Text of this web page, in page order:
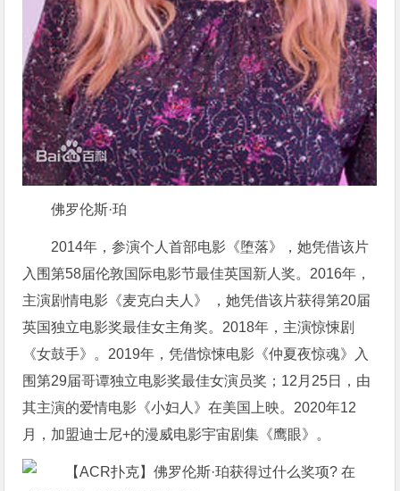
佛罗伦斯·珀
2014年，参演个人首部电影《堕落》，她凭借该片
入围第58届伦敦国际电影节最佳英国新人奖。2016年，
主演剧情电影《麦克白夫人》 ，她凭借该片获得第20届
英国独立电影奖最佳女主角奖。2018年，主演惊悚剧
《女鼓手》。2019年，凭借惊悚电影《仲夏夜惊魂》入
围第29届哥谭独立电影奖最佳女演员奖；12月25日，由
其主演的爱情电影《小妇人》在美国上映。2020年12
月，加盟迪士尼+的漫威电影宇宙剧集《鹰眼》。